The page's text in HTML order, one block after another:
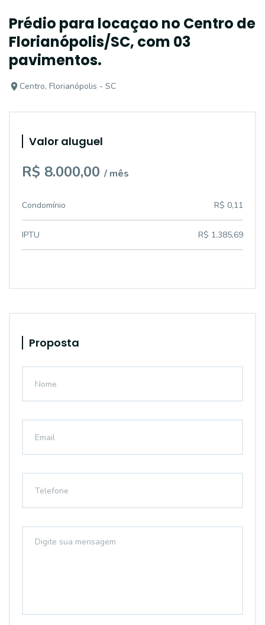
Prédio para locaçao no Centro de
Florianópolis/SC, com 03
pavimentos.
Centro, Florianópolis - SC
Valor aluguel
R$ 8.000,00 / mês
Condomínio R$ 0,11
IPTU R$ 1.385,69
Proposta